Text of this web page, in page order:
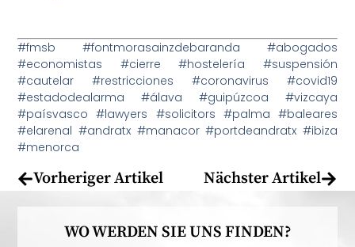
#fmsb #fontmorasainzdebaranda #abogados
#economistas #cierre #hostelería #suspensión
#cautelar #restricciones #coronavirus #covid19
#estadodealarma #álava #guipúzcoa #vizcaya
#paísvasco #lawyers #solicitors #palma #baleares
#elarenal #andratx #manacor #portdeandratx #ibiza
#menorca
Vorheriger Artikel Nächster Artikel
WO WERDEN SIE UNS FINDEN?